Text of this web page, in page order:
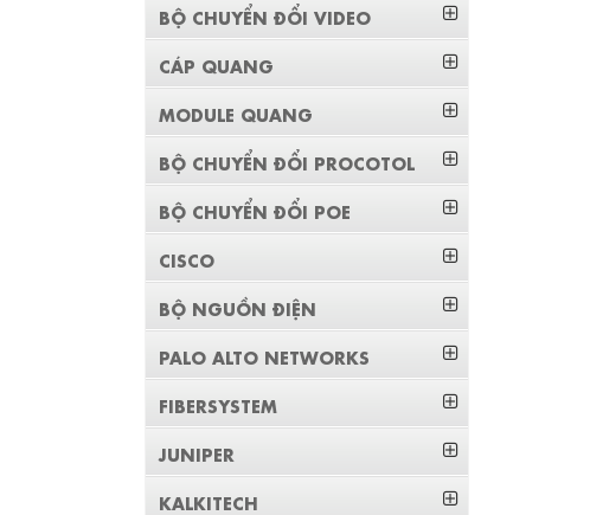
BỘ CHUYỂN ĐỔI VIDEO
CÁP QUANG
MODULE QUANG
BỘ CHUYỂN ĐỔI PROCOTOL
BỘ CHUYỂN ĐỔI POE
CISCO
BỘ NGUỒN ĐIỆN
PALO ALTO NETWORKS
FIBERSYSTEM
JUNIPER
KALKITECH